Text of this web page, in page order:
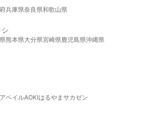
兵庫県奈良県和歌山県
熊本県大分県宮崎県鹿児島県沖縄県
アベイルAOKIはるやま サカゼン